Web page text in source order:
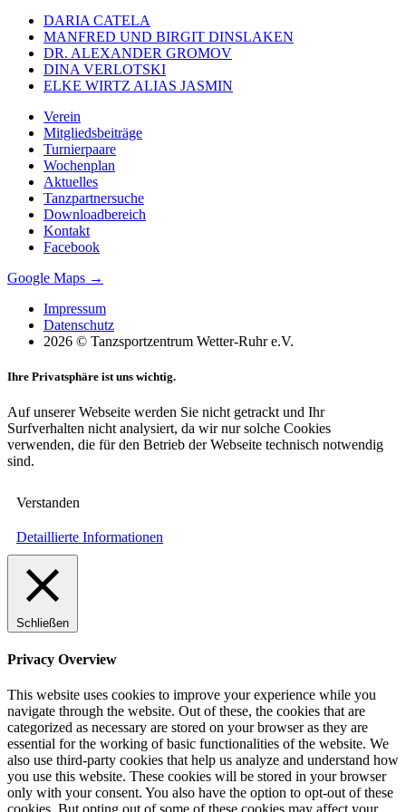
DARIA CATELA
MANFRED UND BIRGIT DINSLAKEN
DR. ALEXANDER GROMOV
DINA VERLOTSKI
ELKE WIRTZ ALIAS JASMIN
Verein
Mitgliedsbeiträge
Turnierpaare
Wochenplan
Aktuelles
Tanzpartnersuche
Downloadbereich
Kontakt
Facebook
Google Maps →
Impressum
Datenschutz
2026 © Tanzsportzentrum Wetter-Ruhr e.V.
Ihre Privatsphäre ist uns wichtig.
Auf unserer Webseite werden Sie nicht getrackt und Ihr
Surfverhalten nicht analysiert, da wir nur solche Cookies
verwenden, die für den Betrieb der Webseite technisch notwendig
sind.
Verstanden
Detaillierte Informationen
Schließen
Privacy Overview
This website uses cookies to improve your experience while you
navigate through the website. Out of these, the cookies that are
categorized as necessary are stored on your browser as they are
essential for the working of basic functionalities of the website. We
also use third-party cookies that help us analyze and understand how
you use this website. These cookies will be stored in your browser
only with your consent. You also have the option to opt-out of these